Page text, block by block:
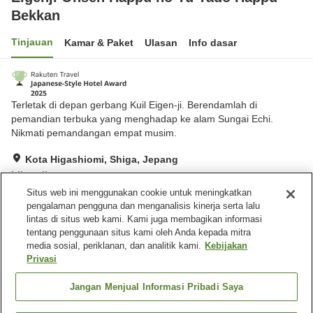
Bekkan
Tinjauan Kamar & Paket Ulasan Info dasar
Terletak di depan gerbang Kuil Eigen-ji. Berendamlah di
pemandian terbuka yang menghadap ke alam Sungai Echi.
Nikmati pemandangan empat musim.
Kota Higashiomi, Shiga, Jepang
Lihat di peta
Hebat Ulasan:640
Fasilitas properti
Tempat parkir
Pemandian dengan
bebatuan alami
Sauna
Situs web ini menggunakan cookie untuk meningkatkan
pengalaman pengguna dan menganalisis kinerja serta lalu
lintas di situs web kami. Kami juga membagikan informasi
tentang penggunaan situs kami oleh Anda kepada mitra
media sosial, periklanan, dan analitik kami. Kebijakan
Privasi
Jangan Menjual Informasi Pribadi Saya